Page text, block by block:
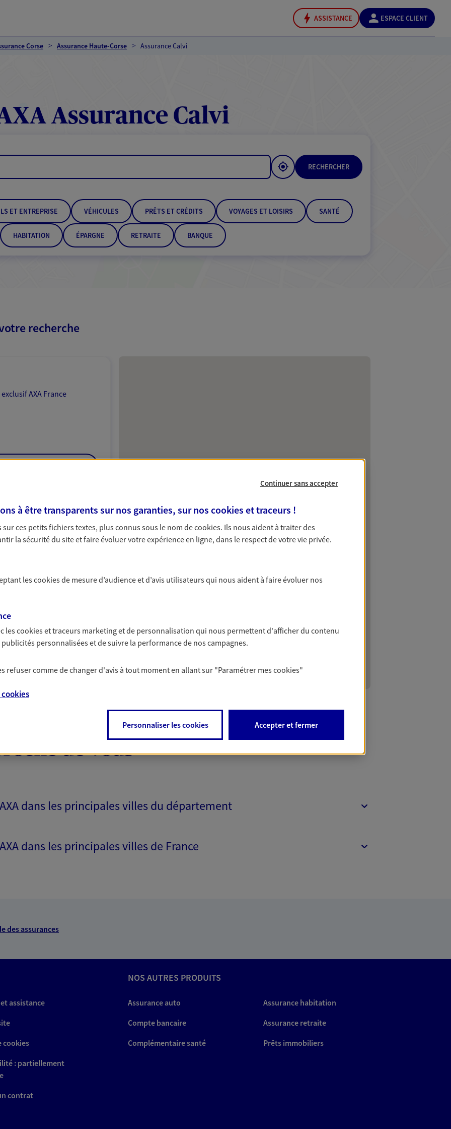
ASSISTANCE ESPACE CLIENT
Corse Assurance Haute-Corse Assurance Calvi
Assurance Calvi
RECHERCHER
ET ENTREPRISE VÉHICULES PRÊTS ET CRÉDITS VOYAGES ET LOISIRS SANTÉ
HABITATION ÉPARGNE RETRAITE BANQUE
recherche
AXA France
Epargne et Protection
WEB
VOIR NOTRE SITE WEB
de vous
dans les principales villes du département
dans les principales villes de France
des assurances
assistance
cookies
: partiellement
contrat
NOS AUTRES PRODUITS
Assurance auto
Assurance habitation
Compte bancaire
Assurance retraite
Complémentaire santé
Prêts immobiliers
Continuer sans accepter
à être transparents sur nos garanties, sur nos cookies et traceurs !
ces petits fichiers textes, plus connus sous le nom decookies. Ils nous aident à traiter des
la sécurité du site et faire évoluer votre expérience en ligne, dans le respect de votre vie privée.
lescookiesde mesure d’audience et d’avis utilisateurs qui nous aident à faire évoluer nos
lescookies et traceurs marketing et de personnalisation qui nous permettent d'afficher du contenu
personnalisées et de suivre la performance de nos campagnes.
refuser comme de changer d'avis à tout moment en allant sur "Paramétrer mescookies"
cookies
Personnaliser les cookies Accepter et fermer